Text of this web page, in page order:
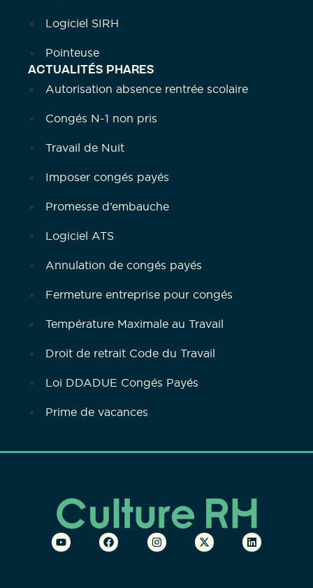
Logiciel SIRH
Pointeuse
ACTUALITÉS PHARES
Autorisation absence rentrée scolaire
Congés N-1 non pris
Travail de Nuit
Imposer congés payés
Promesse d’embauche
Logiciel ATS
Annulation de congés payés
Fermeture entreprise pour congés
Température Maximale au Travail
Droit de retrait Code du Travail
Loi DDADUE Congés Payés
Prime de vacances